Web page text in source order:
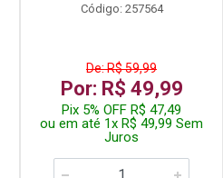
Código: 257564
De: R$ 59,99
Por: R$ 49,99
Pix 5% OFF R$ 47,49
ou em até 1x R$ 49,99 Sem
Juros